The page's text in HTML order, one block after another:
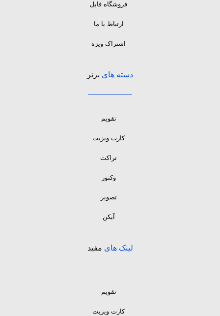
فروشگاه فایل
ارتباط با ما
اشتراک ویژه
دسته های برتر
تقویم
کارت ویزیت
تراکت
وکتور
تصویر
آیکن
لینک های مفید
تقویم
کارت ویزیت